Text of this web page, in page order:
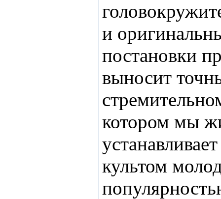
и
постановки
выносит
котором мы
культом